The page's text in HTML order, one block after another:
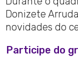
Donizete
novidades do
Participe do